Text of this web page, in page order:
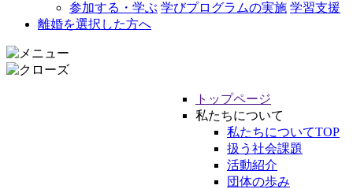
参加する・学ぶ 学びプログラムの実施 学習支援
離婚を選択した方へ
トップページ
私たちについて
私たちについてTOP
扱う社会課題
活動紹介
団体の歩み